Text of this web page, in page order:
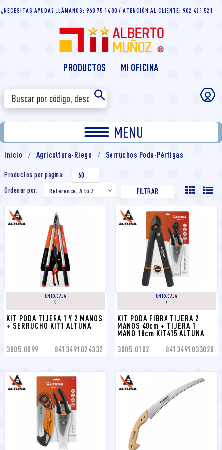
¿NECESITAS AYUDA? LLÁMANOS: 968 75 14 80 / ATENCIÓN AL CLIENTE: 902 421 521
PRODUCTOS MI OFICINA
MENU
Inicio Agricultura-Riego Serruchos Poda-Pértigas
Productos por página:
60
Ordenar por:
Reference, A to Z  FILTRAR
UNID/CAJA
0
KIT PODA TIJERA 1 Y 2 MANOS
+ SERRUCHO KIT1 ALTUNA
3005.0099 8413491024332
UNID/CAJA
4
KIT PODA FIBRA TIJERA 2
MANOS 40cm + TIJERA 1
MANO 18cm KIT415 ALTUNA
3005.0102 8413491033020